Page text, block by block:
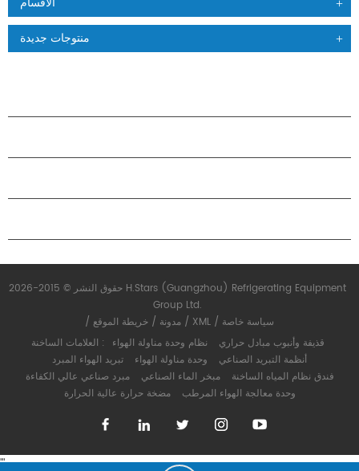
منتوجات جديدة
حقوق النشر © 2015-2026 H.Stars (Guangzhou) Refrigerating Equipment
Group Ltd.
/
مدونة / خريطة الموقع / XML / سياسة خاصة
العلامات الساخنة :
نظام وحدة مناولة الهواء
قذيفة وأنبوب مبادل حراري
تبريد الهواء المبرد
وحدة مناولة الهواء
أنظمة التبريد الصناعي
مبرد صناعي عالي الكفاءة
مبخر الماء الصناعي
فندق نظام المياه الساخنة
مضخة حرارة عالية الحرارة
وحدة معالجة الهواء المرطب
""